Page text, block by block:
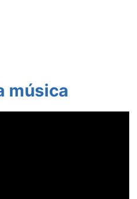
música